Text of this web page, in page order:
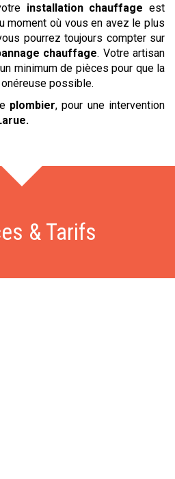
installation chauffage est
moment où vous en avez le plus
pourrez toujours compter sur
chauffage. Votre artisan
minimum de pièces pour que la
possible.
plombier, pour une intervention
.
& Tarifs